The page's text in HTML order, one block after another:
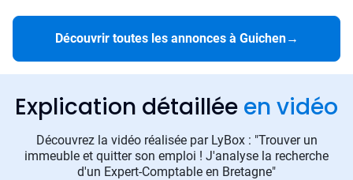
Découvrir toutes les annonces à Guichen→
Explication détaillée en vidéo
Découvrez la vidéo réalisée par LyBox : "Trouver un
immeuble et quitter son emploi ! J'analyse la recherche
d'un Expert-Comptable en Bretagne"